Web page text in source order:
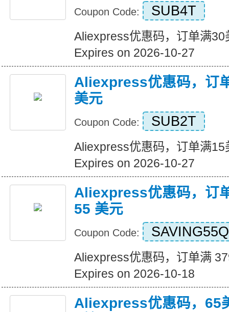
Coupon Code: SUB4T
Aliexpress优惠码，订单满30
Expires on 2026-10-27
Aliexpress优惠码，订
美元
Coupon Code: SUB2T
Aliexpress优惠码，订单满15
Expires on 2026-10-27
Aliexpress优惠码，订
55 美元
Coupon Code: SAVING55Q
Aliexpress优惠码，订单满
Expires on 2026-10-18
Aliexpress优惠码，65